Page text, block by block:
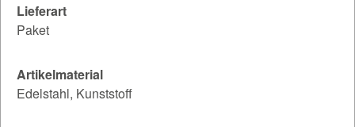
Lieferart
Paket
Artikelmaterial
Edelstahl, Kunststoff